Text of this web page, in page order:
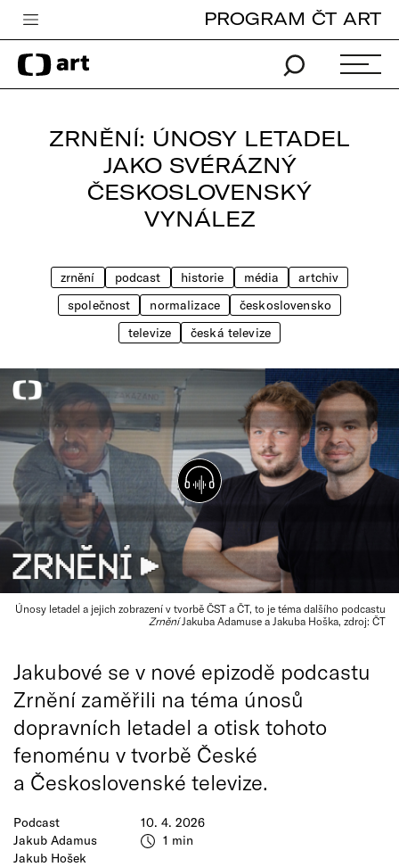
Česká televize
Zpravodajství
Vše o ČT
PROGRAM ČT ART
ZRNĚNÍ: ÚNOSY LETADEL
JAKO SVÉRÁZNÝ
ČESKOSLOVENSKÝ
VYNÁLEZ
zrnění podcast historie média
artchiv
společnost
normalizace
československo
televize
česká televize
Únosy letadel a jejich zobrazení v tvorbě ČST a ČT, to je téma dalšího podcastu
ZrněníJakuba Adamuse a Jakuba Hoška, zdroj: ČT
Podcast
Jakub Adamus
Jakub Hošek
10. 4. 2026
1 min
Jakubové se v nové epizodě podcastu
Zrnění zaměřili na téma únosů
dopravních letadel a otisk tohoto
fenoménu v tvorbě České
a Československé televize.